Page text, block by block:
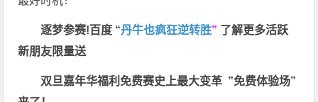
逐梦参赛!百度 “丹牛也疯狂逆转胜” 了解更多活跃
新朋友限量送
双旦嘉年华福利免费赛史上最大变革 ”免费体验场”